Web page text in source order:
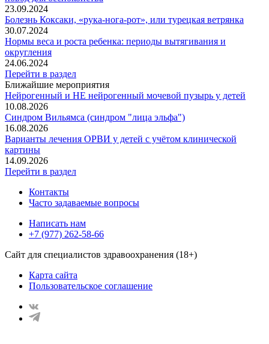
23.09.2024
Болезнь Коксаки, «рука-нога-рот», или турецкая ветрянка
30.07.2024
Нормы веса и роста ребенка: периоды вытягивания и
округления
24.06.2024
Перейти в раздел
Ближайшие мероприятия
Нейрогенный и НЕ нейрогенный мочевой пузырь у детей
10.08.2026
Синдром Вильямса (синдром "лица эльфа")
16.08.2026
Варианты лечения ОРВИ у детей с учётом клинической
картины
14.09.2026
Перейти в раздел
Контакты
Часто задаваемые вопросы
Написать нам
+7 (977) 262-58-66
Сайт для специалистов здравоохранения (18+)
Карта сайта
Пользовательское соглашение